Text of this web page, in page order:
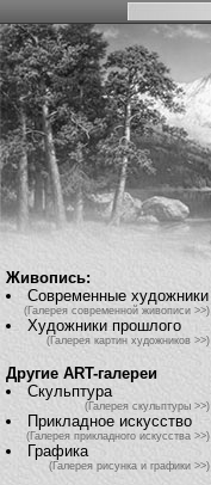
Живопись:
Современные художники
(Галерея современной живописи >>)
Художники прошлого
(Галерея картин художников >>)
Другие ART-галереи
Скульптура
(Галерея скульптуры >>)
Прикладное искусство
(Галерея прикладного искусства >>)
Графика
(Галерея рисунка и графики >>)